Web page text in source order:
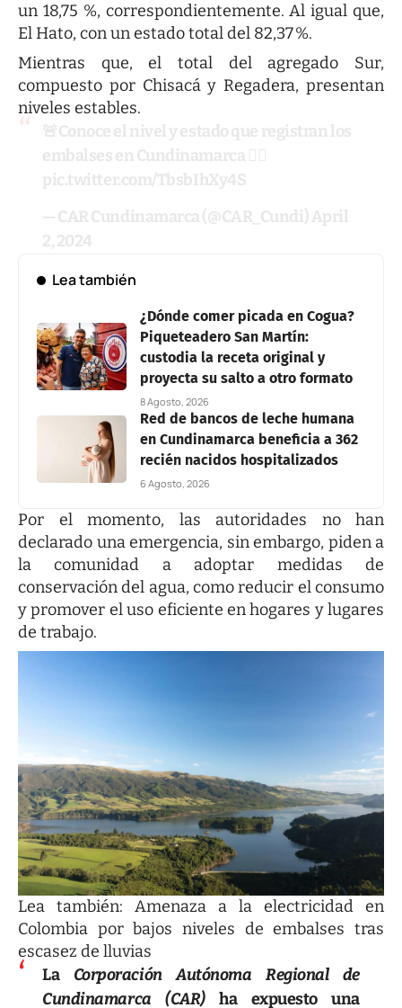
un 18,75 %, correspondientemente. Al igual que,
El Hato, con un estado total del 82,37 %.
Mientras que, el total del agregado Sur,
compuesto por Chisacá y Regadera, presentan
niveles estables.
Lea también
¿Dónde comer picada en Cogua?
Piqueteadero San Martín:
custodia la receta original y
proyecta su salto a otro formato
8 Agosto, 2026
Red de bancos de leche humana
en Cundinamarca beneficia a 362
recién nacidos hospitalizados
6 Agosto, 2026
Por el momento, las autoridades no han
declarado una emergencia, sin embargo, piden a
la comunidad a adoptar medidas de
conservación del agua, como reducir el consumo
y promover el uso eficiente en hogares y lugares
de trabajo.
Lea también: Amenaza a la electricidad en
Colombia por bajos niveles de embalses tras
escasez de lluvias
La Corporación Autónoma Regional de
Cundinamarca (CAR)ha expuesto una